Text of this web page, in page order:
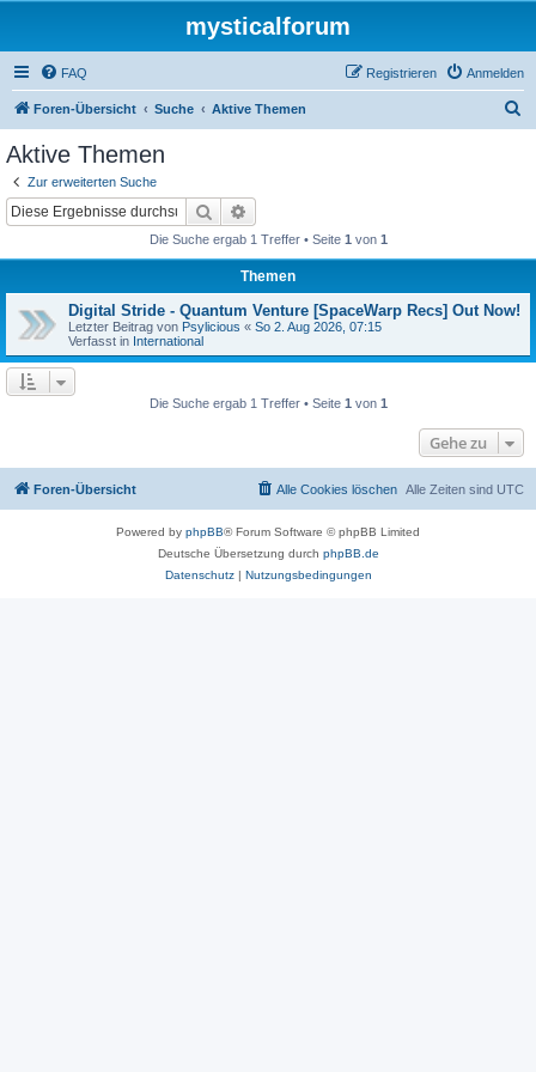
mysticalforum
FAQ Anmelden
Registrieren
Foren-Übersicht Suche Aktive Themen
Aktive Themen
Zur erweiterten Suche
Suche
Die Suche ergab 1 Treffer • Seite 1 von 1
Themen
Digital Stride - Quantum Venture [SpaceWarp Recs] Out Now!
Letzter Beitrag von Psylicious « So 2. Aug 2026, 07:15
Verfasst in International
Die Suche ergab 1 Treffer • Seite 1 von 1
Gehe zu
Foren-Übersicht Alle Zeiten sind UTC
Alle Cookies löschen
Powered by phpBB® Forum Software © phpBB Limited
Deutsche Übersetzung durch phpBB.de
Datenschutz| Nutzungsbedingungen